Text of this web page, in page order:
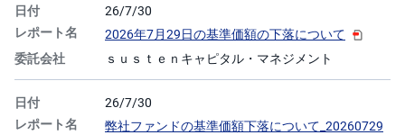
26/7/30
2026年7月29日の基準価額の下落について
ｓｕｓｔｅｎキャピタル・マネジメント
26/7/30
弊社ファンドの基準価額下落について_20260729